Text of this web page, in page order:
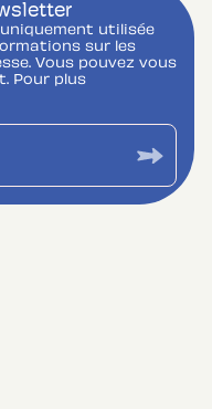
utilisée
sur les
Vous pouvez vous
Pour plus